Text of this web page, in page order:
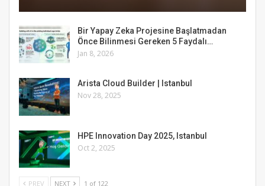
Bir Yapay Zeka Projesine Başlatmadan
Önce Bilinmesi Gereken 5 Faydalı…
Jan 8, 2026
Arista Cloud Builder | Istanbul
Nov 28, 2025
HPE Innovation Day 2025, Istanbul
Oct 2, 2025
PREV NEXT 1 of 122